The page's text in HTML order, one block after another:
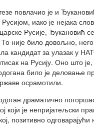
повлачио је и
иако је нејака
Русије, Ђукановић
није било довољно,
кандидат за улазак у
на Русију. Оно што
било је деловање
осрамотили.
драматично
који је непријатељски
позитивно